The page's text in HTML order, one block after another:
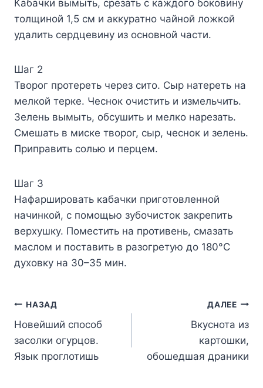
Кабачки вымыть, срезать с каждого боковину
толщиной 1,5 см и аккуратно чайной ложкой
удалить сердцевину из основной части.
Шаг 2
Творог протереть через сито. Сыр натереть на
мелкой терке. Чеснок очистить и измельчить.
Зелень вымыть, обсушить и мелко нарезать.
Смешать в миске творог, сыр, чеснок и зелень.
Приправить солью и перцем.
Шаг 3
Нафаршировать кабачки приготовленной
начинкой, с помощью зубочисток закрепить
верхушку. Поместить на противень, смазать
маслом и поставить в разогретую до 180°C
духовку на 30–35 мин.
Навигация
по
записям
НАЗАД
Новейший способ
засолки огурцов.
Язык проглотишь
ДАЛЕЕ
Вкуснота из
картошки,
обошедшая драники